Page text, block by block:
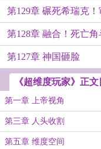
第129章 碾死希瑞克！
第128章 融合！死亡角
第127章 神国砸脸
《超维度玩家》正
第一章 上帝视角
第三章 人头收割
第五章 维度空间